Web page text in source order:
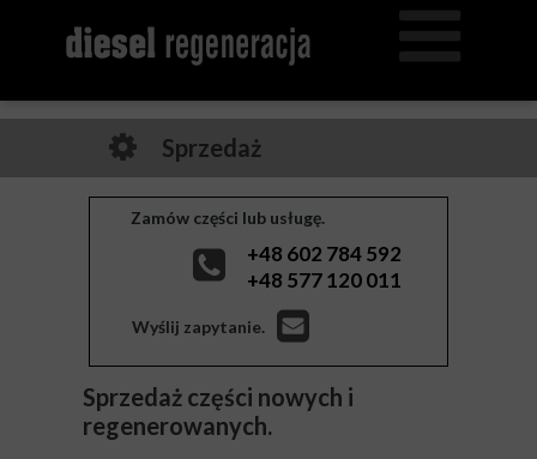
Sprzedaż części nowych i
regenerowanych.
+48 602 784 592
+48 577 120 011
Wyślij zapytanie.
Zamów części lub usługę.
Sprzedaż